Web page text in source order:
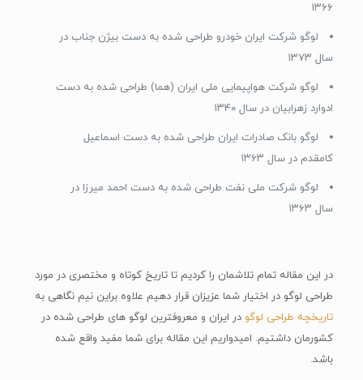
۱۳۶۶
لوگو شرکت ایران خودرو طراحی شده به دست بیژن جناب در
سال ۱۳۷۳
لوگو شرکت هواپیمایی ملی ایران (هما) طراحی شده به دست
ادوارد زهرابیان در سال ۱۳۴۰
لوگو بانک صادرات ایران طراحی شده به دست اسماعیل
کامقدم در سال ۱۳۶۳
لوگو شرکت ملی نفت طراحی شده به دست احمد میرزا در
سال ۱۳۶۳
در این مقاله تمام تلاشمان را کردیم تا تاریخ کوتاه و مختصری در مورد
طراحی لوگو در اختیار شما عزیزان قرار دهیم علاوه براین نیم نگاهی به
تاریخچه طراحی لوگو در ایران و معروفترین لوگو های طراحی شده در
کشورمان داشتیم. امیدواریم این مقاله برای شما مفید واقع شده
باشد.